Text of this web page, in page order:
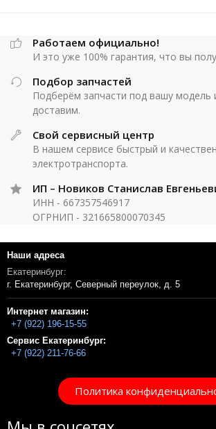
Работаем официально!
И это уже 100% гарантия, что вы
Подбор запчастей
Подберём запчасти под вашу модель
доставим.
Свой сервисный центр
В нашем сервисе быстрый и
электротранспорта.
ИП – Новиков Станислав
ИНН - 667357546917
ОГРНИП - 321665800070345
Наши адреса
Екатеринбург:
г. Екатеринбург, Северный переулок, д. 5
Интернет магазин:
+7 (922) 196-15-55
Сервис Екатеринбург:
+7 (922) 211-76-66
Политика